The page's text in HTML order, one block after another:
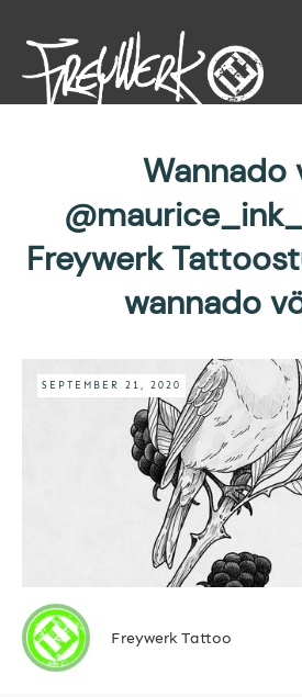
Wannado
@maurice_ink_
Freywerk
wannado
SEPTEMBER 21, 2020
Freywerk Tattoo